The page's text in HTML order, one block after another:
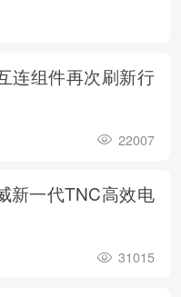
连组件再次刷新行
22007
新一代TNC高效电
31015